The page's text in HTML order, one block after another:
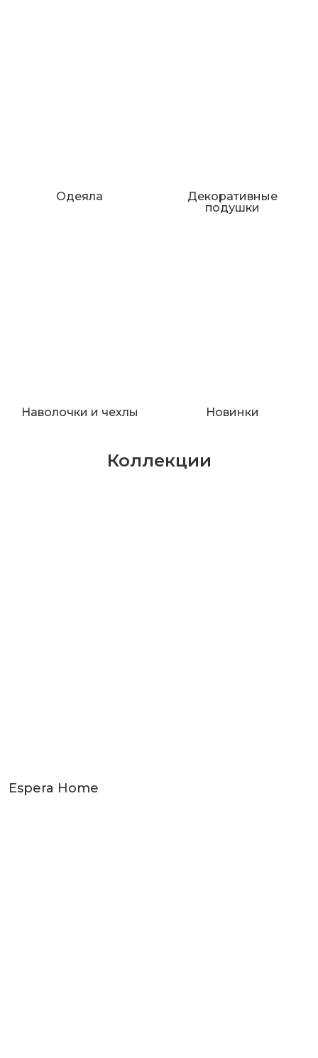
Одеяла
Декоративные
подушки
Наволочки и чехлы Новинки
Коллекции
Espera Home